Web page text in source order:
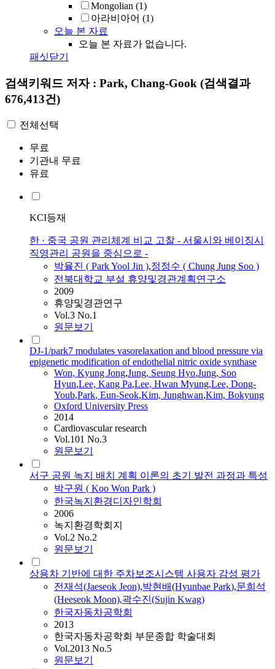
Mongolian (1)
아라비아어 (1)
오늘 본 자료
오늘 본 자료가 없습니다.
패싯닫기
검색키워드 저자 : Park, Chang-Gook (검색결과
676,413건)
전체선택
무료
기관내 무료
유료
KCI등재
한 · 중국 공원 관리체계 비교 고찰 - 서울시와 베이징시
직영관리 공원을 중심으로 -
박율진 ( ParkYool Jin ),정정수 ( Chung Jung Soo )
전북대학교 부설 휴양및경관계획연구소
2009
휴양및경관연구
Vol.3 No.1
원문보기
DJ-1/park7 modulates vasorelaxation and blood pressure via
epigenetic modification of endothelial nitric oxide synthase
Won, Kyung Jong,Jung, Seung Hyo,Jung, Soo
Hyun,Lee, Kang Pa,Lee, Hwan Myung,Lee, Dong-
Youb,Park, Eun-Seok,Kim, Junghwan,Kim, Bokyung
Oxford University Press
2014
Cardiovascular research
Vol.101 No.3
원문보기
서구 공원 녹지 배치 계획 이론의 초기 발전 과정과 특성
박구원 ( Koo Won Park )
한국녹지환경디자인학회
2006
녹지환경학회지
Vol.2 No.2
원문보기
상용차 기반에 대한 주차보조시스템 사용자 감성 평가
전재석(Jaeseok Jeon),박현배(Hyunbae Park),문희석
(Heeseok Moon),곽수진(Sujin Kwag)
한국자동차공학회
2013
한국자동차공학회 부문종합 학술대회
Vol.2013 No.5
원문보기